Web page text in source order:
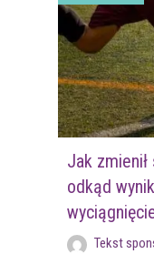
Jak
odkąd
Tekst